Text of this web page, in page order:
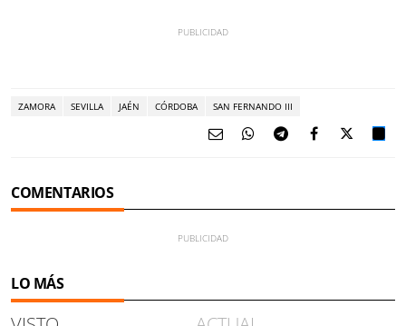
ZAMORA SEVILLA JAÉN CÓRDOBA SAN FERNANDO III
COMENTARIOS
LO MÁS